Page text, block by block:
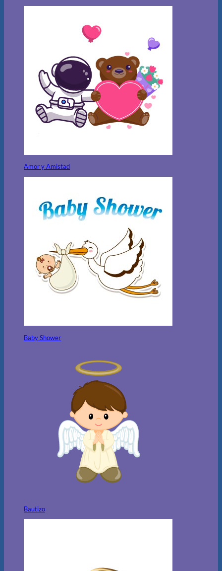
Amor y Amistad
Baby Shower
Bautizo